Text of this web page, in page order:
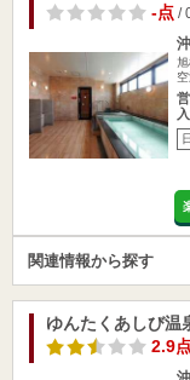
-点/
関連情報から探す
ゆんたくあしび温
2.9